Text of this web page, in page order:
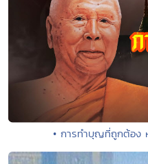
• การทำบุญที่ถูกต้อ